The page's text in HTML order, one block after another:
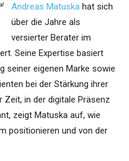
Andreas Matuska hat sich
über die Jahre als
versierter Berater im
Seine Expertise basiert
seiner eigenen Marke sowie
bei der Stärkung ihrer
in der digitale Präsenz
zeigt Matuska auf, wie
positionieren und von der